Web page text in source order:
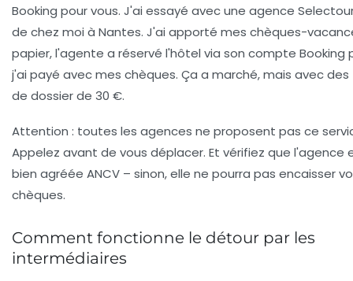
Booking pour vous. J'ai essayé avec une agence
de chez moi à Nantes. J'ai apporté mes chèques-
papier, l'agente a réservé l'hôtel via son compte Booking
j'ai payé avec mes chèques. Ça a marché, mais avec des
de dossier de 30 €.
Attention : toutes les agences ne proposent pas ce
Appelez avant de vous déplacer. Et vérifiez que l'agence
bien agréée ANCV – sinon, elle ne pourra pas encaisser
chèques.
Comment fonctionne le détour par les
intermédiaires